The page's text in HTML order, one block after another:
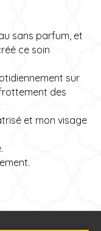
sans parfum, et
ce soin
sur
des
et mon visage